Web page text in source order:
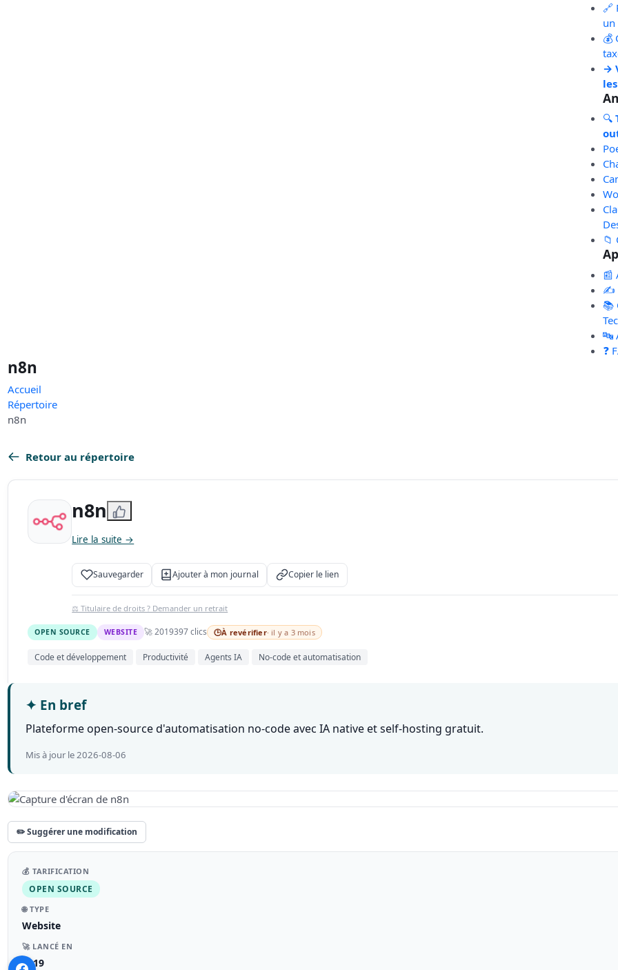
🔗
un
💰
→
🔍
📁
📰
✍️
📚
🔤
❓
n8n
Accueil
Répertoire
n8n
Retour au répertoire
n8n
Lire la suite →
Sauvegarder Ajouter à mon journal Copier le lien
⚖️ Titulaire de droits ? Demander un retrait
OPEN SOURCE WEBSITE 🚀 2019397 clics 🕒À revérifier· il y a 3 mois
Code et développement Productivité Agents IA No-code et automatisation
✦ En bref
Plateforme open-source d'automatisation no-code avec IA native et self-hosting gratuit.
Mis à jour le 2026-08-06
✏️ Suggérer une modification
💰 TARIFICATION
OPEN SOURCE
🌐 TYPE
Website
🚀 LANCÉ EN
2019